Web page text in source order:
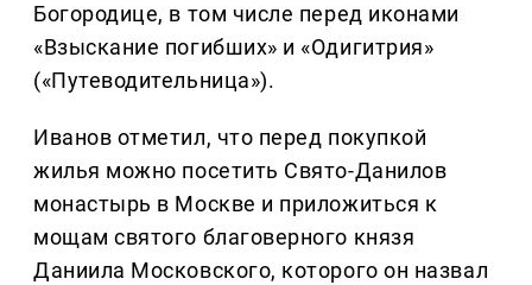
Богородице, в том числе перед иконами
«Взыскание погибших» и «Одигитрия»
(«Путеводительница»).
Иванов отметил, что перед покупкой
жилья можно посетить Свято-Данилов
монастырь в Москве и приложиться к
мощам святого благоверного князя
Даниила Московского, которого он назвал